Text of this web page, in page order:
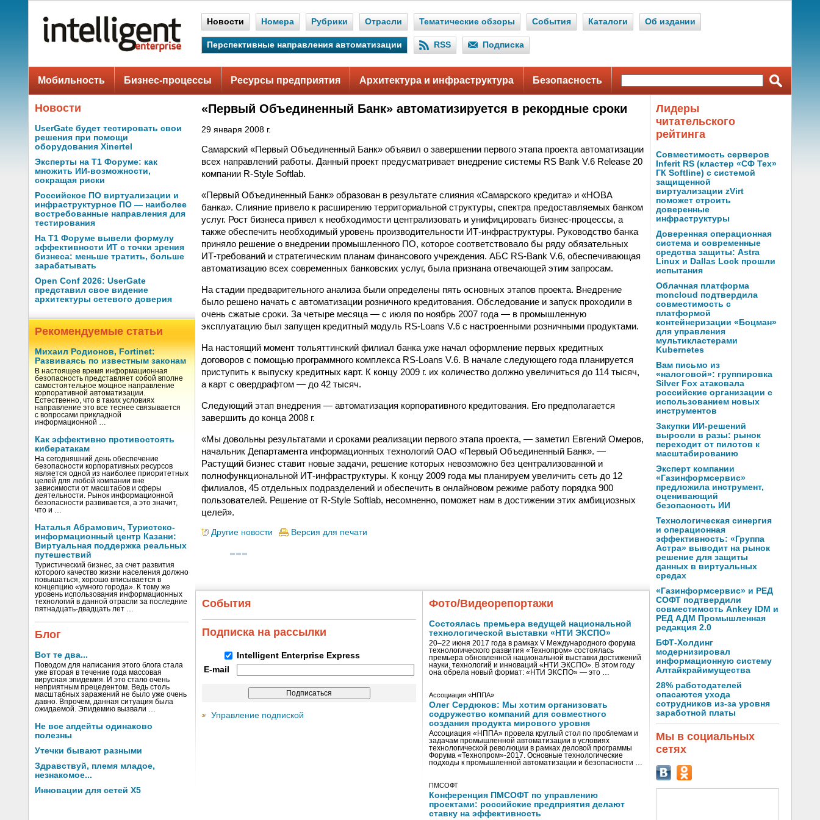
Новости Номера Рубрики Отрасли Тематические обзоры События Каталоги Об издании
Перспективные направления автоматизации RSS Подписка
Мобильность Бизнес-процессы Ресурсы предприятия Архитектура и инфраструктура Безопасность
Новости
UserGate будет тестировать свои
решения при помощи
оборудования Xinertel
Эксперты на Т1 Форуме: как
множить ИИ-возможности,
сокращая риски
Российское ПО виртуализации и
инфраструктурное ПО — наиболее
востребованные направления для
тестирования
На Т1 Форуме вывели формулу
эффективности ИТ с точки зрения
бизнеса: меньше тратить, больше
зарабатывать
Open Conf 2026: UserGate
представил свое видение
архитектуры сетевого доверия
Рекомендуемые статьи
Михаил Родионов, Fortinet:
Развиваясь по известным законам
В настоящее время информационная
безопасность представляет собой вполне
самостоятельное мощное направление
корпоративной автоматизации.
Естественно, что в таких условиях
направление это все теснее связывается
с вопросами прикладной
информационной …
Как эффективно противостоять
кибератакам
На сегодняшний день обеспечение
безопасности корпоративных ресурсов
является одной из наиболее приоритетных
целей для любой компании вне
зависимости от масштабов и сферы
деятельности. Рынок информационной
безопасности развивается, а это значит,
что и …
Наталья Абрамович, Туристско-
информационный центр Казани:
Виртуальная поддержка реальных
путешествий
Туристический бизнес, за счет развития
которого качество жизни населения должно
повышаться, хорошо вписывается в
концепцию «умного города». К тому же
уровень использования информационных
технологий в данной отрасли за последние
пятнадцать-двадцать лет …
Блог
Вот те два...
Поводом для написания этого блога стала
уже вторая в течение года массовая
вирусная эпидемия. И это стало очень
неприятным прецедентом. Ведь столь
масштабных заражений не было уже очень
давно. Впрочем, данная ситуация была
ожидаемой. Эпидемию вызвали …
Не все апдейты одинаково
полезны
Утечки бывают разными
Здравствуй, племя младое,
незнакомое...
Инновации для сетей X5
«Первый Объединенный Банк» автоматизируется в рекордные сроки
29 января 2008 г.
Самарский «Первый Объединенный Банк» объявил о завершении первого этапа проекта автоматизации
всех направлений работы. Данный проект предусматривает внедрение системы RS Bank V.6 Release 20
компании R-Style Softlab.
«Первый Объединенный Банк» образован в результате слияния «Самарского кредита» и «НОВА
банка». Слияние привело к расширению территориальной структуры, спектра предоставляемых банком
услуг. Рост бизнеса привел к необходимости централизовать и унифицировать бизнес-процессы, а
также обеспечить необходимый уровень производительности ИТ-инфраструктуры. Руководство банка
приняло решение о внедрении промышленного ПО, которое соответствовало бы ряду обязательных
ИТ-требований и стратегическим планам финансового учреждения. АБС RS-Bank V.6, обеспечивающая
автоматизацию всех современных банковских услуг, была признана отвечающей этим запросам.
На стадии предварительного анализа были определены пять основных этапов проекта. Внедрение
было решено начать с автоматизации розничного кредитования. Обследование и запуск проходили в
очень сжатые сроки. За четыре месяца — с июля по ноябрь 2007 года — в промышленную
эксплуатацию был запущен кредитный модуль RS-Loans V.6 с настроенными розничными продуктами.
На настоящий момент тольяттинский филиал банка уже начал оформление первых кредитных
договоров с помощью программного комплекса RS-Loans V.6. В начале следующего года планируется
приступить к выпуску кредитных карт. К концу 2009 г. их количество должно увеличиться до 114 тысяч,
а карт с овердрафтом — до 42 тысяч.
Следующий этап внедрения — автоматизация корпоративного кредитования. Его предполагается
завершить до конца 2008 г.
«Мы довольны результатами и сроками реализации первого этапа проекта, — заметил Евгений Омеров,
начальник Департамента информационных технологий ОАО «Первый Объединенный Банк». —
Растущий бизнес ставит новые задачи, решение которых невозможно без централизованной и
полнофункциональной ИТ-инфраструктуры. К концу 2009 года мы планируем увеличить сеть до 12
филиалов, 45 отдельных подразделений и обеспечить в онлайновом режиме работу порядка 900
пользователей. Решение от R-Style Softlab, несомненно, поможет нам в достижении этих амбициозных
целей».
Другие новости Версия для печати
События
Подписка на рассылки
Intelligent Enterprise Express
E-mail
Управление подпиской
Фото/Видеорепортажи
Состоялась премьера ведущей национальной
технологической выставки «НТИ ЭКСПО»
20–22 июня 2017 года в рамках V Международного форума
технологического развития «Технопром» состоялась
премьера обновленной национальной выставки достижений
науки, технологий и инноваций «НТИ ЭКСПО». В этом году
она обрела новый формат: «НТИ ЭКСПО» — это …
Ассоциация «НППА»
Олег Сердюков: Мы хотим организовать
содружество компаний для совместного
создания продукта мирового уровня
Ассоциация «НППА» провела круглый стол по проблемам и
задачам промышленной автоматизации в условиях
технологической революции в рамках деловой программы
Форума «Технопром»-2017. Основные технологические
подходы к промышленной автоматизации и безопасности …
ПМСОФТ
Конференция ПМСОФТ по управлению
проектами: российские предприятия делают
ставку на эффективность
Лидеры
читательского
рейтинга
Совместимость серверов
Inferit RS (кластер «СФ Тех»
ГК Softline) с системой
защищенной
виртуализации zVirt
поможет строить
доверенные
инфраструктуры
Доверенная операционная
система и современные
средства защиты: Astra
Linux и Dallas Lock прошли
испытания
Облачная платформа
moncloud подтвердила
совместимость с
платформой
контейнеризации «Боцман»
для управления
мультикластерами
Kubernetes
Вам письмо из
«налоговой»: группировка
Silver Fox атаковала
российские организации с
использованием новых
инструментов
Закупки ИИ-решений
выросли в разы: рынок
переходит от пилотов к
масштабированию
Эксперт компании
«Газинформсервис»
предложила инструмент,
оценивающий
безопасность ИИ
Технологическая синергия
и операционная
эффективность: «Группа
Астра» выводит на рынок
решение для защиты
данных в виртуальных
средах
«Газинформсервис» и РЕД
СОФТ подтвердили
совместимость Ankey IDM и
РЕД АДМ Промышленная
редакция 2.0
БФТ-Холдинг
модернизировал
информационную систему
Алтайкрайимущества
28% работодателей
опасаются ухода
сотрудников из-за уровня
заработной платы
Мы в социальных
сетях